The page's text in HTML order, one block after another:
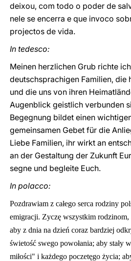
deixou, com todo o poder de
nele se encerra e que invoco
projectos de vida.
In tedesco:
Meinen herzlichen Grub richte
deutschsprachigen Familien, die
und die uns von ihren
Augenblick geistlich verbunden
Begegnung bildet einen
gemeinsamen Gebet für die
Liebe Familien, ihr wirkt an
an der Gestaltung der Zukunft
segne und begleite Euch.
In polacco:
Pozdrawiam z całego serca rodziny
emigracji. Zyczę wszystkim rodzinom,
aby z dnia na dzień coraz bardziej
świetość swego powołania; aby stały
miłości" i każdego poczetęgo życia;